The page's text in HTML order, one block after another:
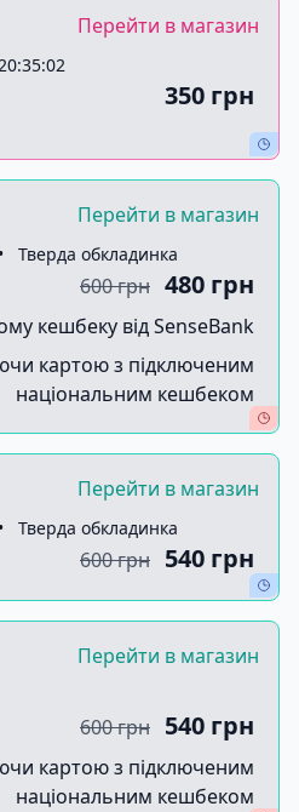
Перейти в магазин
350 грн
Перейти в магазин
• Тверда обкладинка
600 грн 480 грн
кешбеку від SenseBank
картою з підключеним
національним кешбеком
Перейти в магазин
• Тверда обкладинка
600 грн 540 грн
Перейти в магазин
600 грн 540 грн
картою з підключеним
національним кешбеком